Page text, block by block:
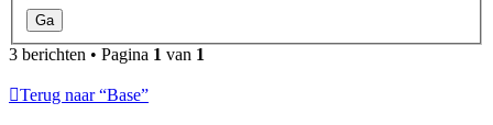
3 berichten • Pagina 1 van 1
Terug naar “Base”